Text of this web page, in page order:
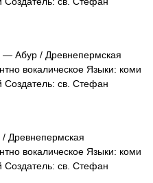
— Абур / Древнепермская
вокалическое Языки: коми
Создатель: св. Стефан
Древнепермская
вокалическое Языки: коми
Создатель: св. Стефан